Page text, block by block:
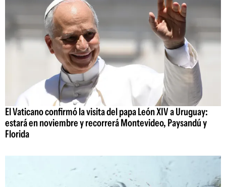
El Vaticano confirmó la visita del papa León XIV a Uruguay:
estará en noviembre y recorrerá Montevideo, Paysandú y
Florida